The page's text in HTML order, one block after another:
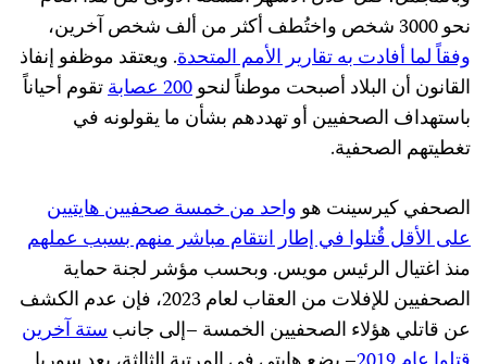
نحو 3000 شخص واختُطف أكثر من ألف شخص آخرين،
وفقاً لما أفادت به تقارير الأمم المتحدة. ويعتقد موظفو إنفاذ
القانون أن البلاد أصبحت موطناً لنحو200 عصابة
تقوم أحياناً
باستهداف الصحفيين أو تهددهم بشأن ما يقولونه في
تغطيتهم الصحفية.
الصحفي كيرسينت هوواحد من خمسة صحفيين هايتيين
على الأقل قُتلوا في إطار انتقام مباشر منهم بسبب عملهم
منذ اغتيال الرئيس مويس. وبحسب مؤشر لجنة حماية
الصحفيين للإفلات من العقاب لعام 2023، فإن عدم الكشف
عن قاتلي هؤلاء الصحفيين الخمسة –إلى جانبستة آخرين